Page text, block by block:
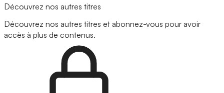
Découvrez nos autres titres
Découvrez nos autres titres et abonnez-vous pour avoir
accès à plus de contenus.